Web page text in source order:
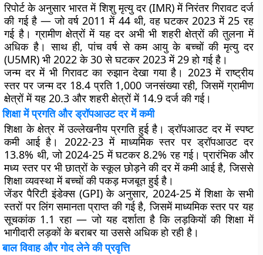
रिपोर्ट के अनुसार भारत मेंशिशु मृत्यु दर (IMR)में निरंतर गिरावट दर्ज
की गई है — जो वर्ष 2011 में 44 थी, वह घटकर 2023 में 25 रह
गई है। ग्रामीण क्षेत्रों में यह दर अभी भी शहरी क्षेत्रों की तुलना में
अधिक है। साथ ही,पांच वर्ष से कम आयु के बच्चों की मृत्यु दर
(U5MR) भी 2022 के 30 से घटकर 2023 में 29 हो गई है।
जन्म दरमें भी गिरावट का रुझान देखा गया है। 2023 में राष्ट्रीय
स्तर पर जन्म दर 18.4 प्रति 1,000 जनसंख्या रही, जिसमें ग्रामीण
क्षेत्रों में यह 20.3 और शहरी क्षेत्रों में 14.9 दर्ज की गई।
शिक्षा में प्रगति और ड्रॉपआउट दर में कमी
शिक्षा के क्षेत्र में उल्लेखनीय प्रगति हुई है।ड्रॉपआउट दरमें स्पष्ट
कमी आई है। 2022-23 में माध्यमिक स्तर पर ड्रॉपआउट दर
13.8% थी, जो 2024-25 में घटकर 8.2% रह गई। प्रारंभिक और
मध्य स्तर पर भी छात्रों के स्कूल छोड़ने की दर में कमी आई है, जिससे
शिक्षा व्यवस्था में बच्चों की पकड़ मजबूत हुई है।
जेंडर पैरिटी इंडेक्स (GPI)के अनुसार, 2024-25 में शिक्षा के सभी
स्तरों पर लिंग समानता प्राप्त की गई है, जिसमें माध्यमिक स्तर पर यह
सूचकांक 1.1 रहा — जो यह दर्शाता है कि लड़कियों की शिक्षा में
भागीदारी लड़कों के बराबर या उससे अधिक हो रही है।
बाल विवाह और गोद लेने की प्रवृत्ति